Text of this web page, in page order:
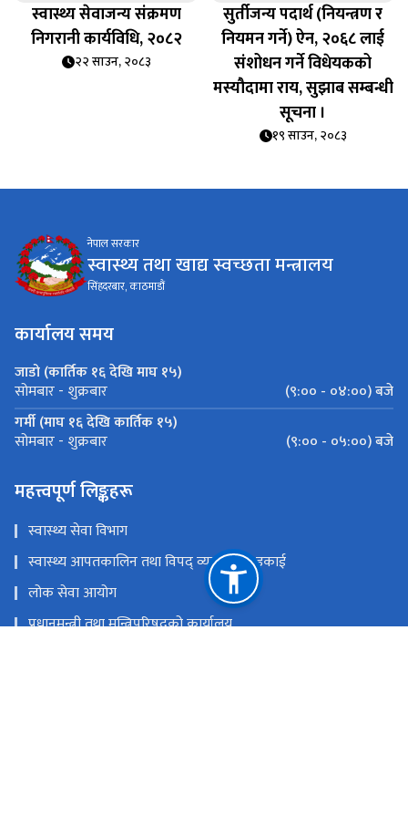
स्वास्थ्य सेवाजन्य संक्रमण
निगरानी कार्यविधि, २०८२
२२ साउन, २०८३
सुर्तीजन्य पदार्थ (नियन्त्रण र
नियमन गर्ने) ऐन, २०६८ लाई
संशोधन गर्ने विधेयकको
मस्यौदामा राय, सुझाब सम्बन्धी
सूचना ।
१९ साउन, २०८३
नेपाल सरकार
स्वास्थ्य तथा खाद्य स्वच्छता मन्त्रालय
सिंहदरबार, काठमाडौं
कार्यालय समय
जाडो (कार्तिक १६ देखि माघ १५)
सोमबार - शुक्रबार
(९:०० - ०४:००) बजे
गर्मी (माघ १६ देखि कार्तिक १५)
सोमबार - शुक्रबार (९:०० - ०५:००) बजे
महत्त्वपूर्ण लिङ्कहरू
स्वास्थ्य सेवा विभाग
स्वास्थ्य आपतकालिन तथा विपद् व्यवस्थापन इकाई
लोक सेवा आयोग
प्रधानमन्त्री तथा मन्त्रिपरिषद्‍को कार्यालय